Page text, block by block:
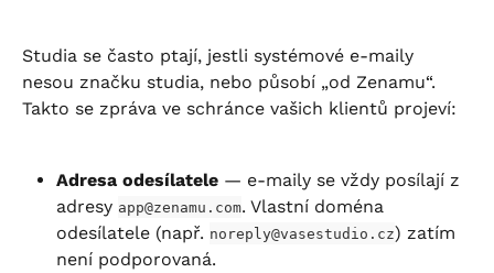
Studia se často ptají, jestli systémové e-maily
nesou značku studia, nebo působí „od Zenamu“.
Takto se zpráva ve schránce vašich klientů projeví:
Adresa odesílatele — e-maily se vždy posílají z
adresy app@zenamu.com. Vlastní doména
odesílatele (např. noreply@vasestudio.cz) zatím
není podporovaná.